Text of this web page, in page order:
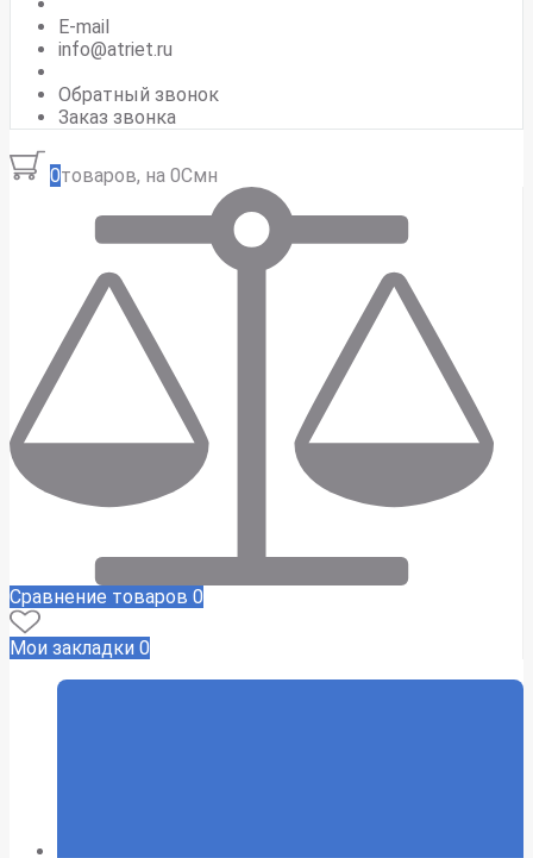
E-mail
info@atriet.ru
Обратный звонок
Заказ звонка
0товаров, на 0Смн
Сравнение товаров 0
Мои закладки 0